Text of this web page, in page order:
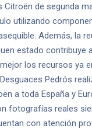
Citroën de segunda
utilizando
Además, la
estado contribuye
los recursos ya
Pedrós
a toda España y
fotografías reales
con atención